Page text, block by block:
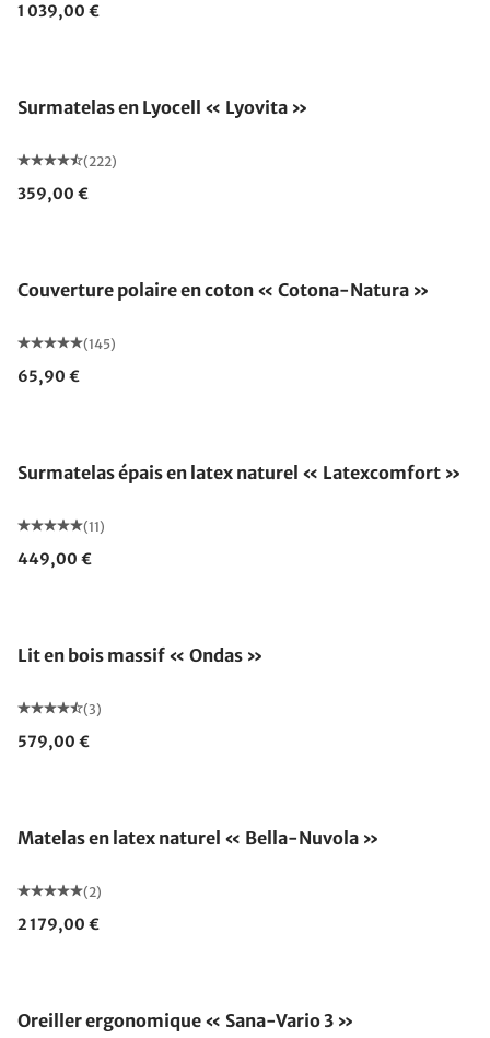
1 039,00 €
Surmatelas en Lyocell « Lyovita »
(222)
359,00 €
Couverture polaire en coton « Cotona-Natura »
(145)
65,90 €
Surmatelas épais en latex naturel « Latexcomfort »
(11)
449,00 €
Lit en bois massif « Ondas »
(3)
579,00 €
Matelas en latex naturel « Bella-Nuvola »
(2)
2 179,00 €
Oreiller ergonomique « Sana-Vario 3 »